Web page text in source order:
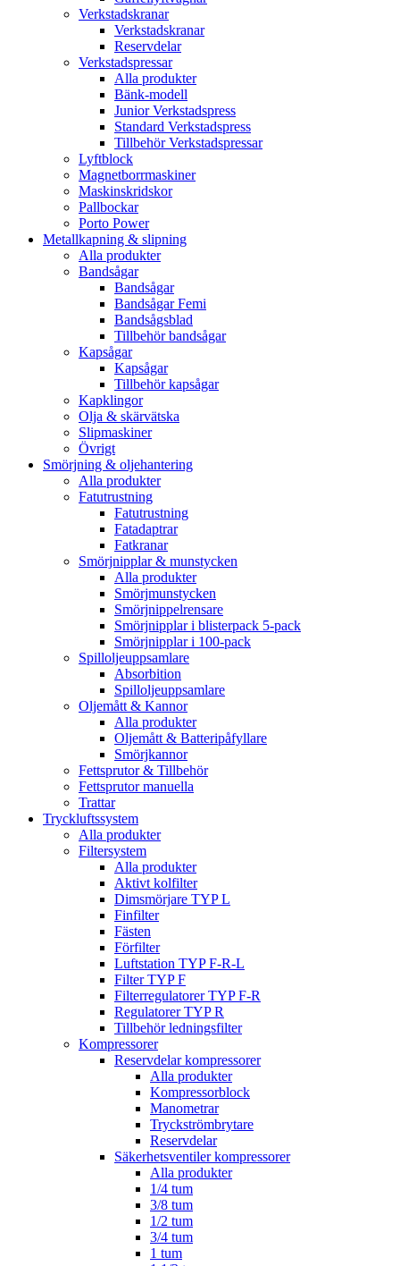
Verkstadskranar
Verkstadskranar
Reservdelar
Verkstadspressar
Alla produkter
Bänk-modell
Junior Verkstadspress
Standard Verkstadspress
Tillbehör Verkstadspressar
Lyftblock
Magnetborrmaskiner
Maskinskridskor
Pallbockar
Porto Power
Metallkapning & slipning
Alla produkter
Bandsågar
Bandsågar
Bandsågar Femi
Bandsågsblad
Tillbehör bandsågar
Kapsågar
Kapsågar
Tillbehör kapsågar
Kapklingor
Olja & skärvätska
Slipmaskiner
Övrigt
Smörjning & oljehantering
Alla produkter
Fatutrustning
Fatutrustning
Fatadaptrar
Fatkranar
Smörjnipplar & munstycken
Alla produkter
Smörjmunstycken
Smörjnippelrensare
Smörjnipplar i blisterpack 5-pack
Smörjnipplar i 100-pack
Spilloljeuppsamlare
Absorbition
Spilloljeuppsamlare
Oljemått & Kannor
Alla produkter
Oljemått & Batteripåfyllare
Smörjkannor
Fettsprutor & Tillbehör
Fettsprutor manuella
Trattar
Tryckluftssystem
Alla produkter
Filtersystem
Alla produkter
Aktivt kolfilter
Dimsmörjare TYP L
Finfilter
Fästen
Förfilter
Luftstation TYP F-R-L
Filter TYP F
Filterregulatorer TYP F-R
Regulatorer TYP R
Tillbehör ledningsfilter
Kompressorer
Reservdelar kompressorer
Alla produkter
Kompressorblock
Manometrar
Tryckströmbrytare
Reservdelar
Säkerhetsventiler kompressorer
Alla produkter
1/4 tum
3/8 tum
1/2 tum
3/4 tum
1 tum